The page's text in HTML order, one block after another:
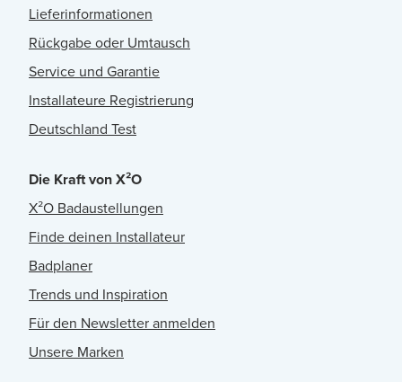
Lieferinformationen
Rückgabe oder Umtausch
Service und Garantie
Installateure Registrierung
Deutschland Test
Die Kraft von X²O
X²O Badaustellungen
Finde deinen Installateur
Badplaner
Trends und Inspiration
Für den Newsletter anmelden
Unsere Marken